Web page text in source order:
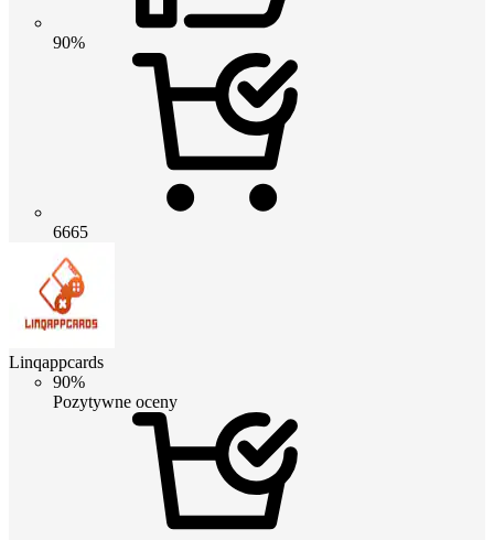
90%
6665
Linqappcards
90%
Pozytywne oceny